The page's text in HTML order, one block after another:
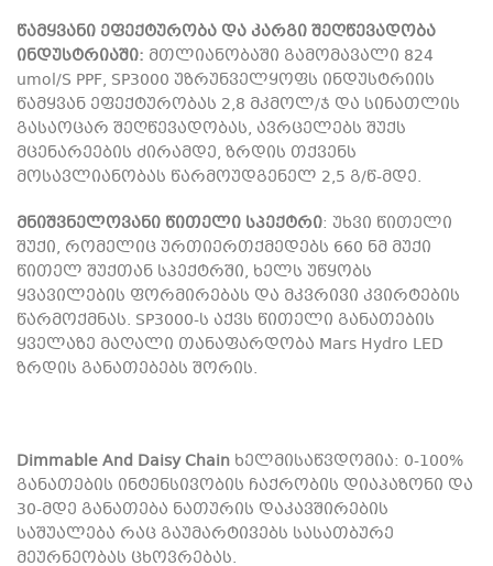
წამყვანი ეფექტურობა და კარგი შეღწევადობა
ინდუსტრიაში: მთლიანობაში გამომავალი 824
umol/S PPF, SP3000 უზრუნველყოფს ინდუსტრიის
წამყვან ეფექტურობას 2,8 მკმოლ/ჯ და სინათლის
გასაოცარ შეღწევადობას, ავრცელებს შუქს
მცენარეების ძირამდე, ზრდის თქვენს
მოსავლიანობას წარმოუდგენელ 2,5 გ/წ-მდე.
მნიშვნელოვანი წითელი სპექტრი: უხვი წითელი
შუქი, რომელიც ურთიერთქმედებს 660 ნმ მუქი
წითელ შუქთან სპექტრში, ხელს უწყობს
ყვავილების ფორმირებას და მკვრივი კვირტების
წარმოქმნას. SP3000-ს აქვს წითელი განათების
ყველაზე მაღალი თანაფარდობა Mars Hydro LED
ზრდის განათებებს შორის.
Dimmable And Daisy Chain ხელმისაწვდომია: 0-100%
განათების ინტენსივობის ჩაქრობის დიაპაზონი და
30-მდე განათება ნათურის დაკავშირების
საშუალება რაც გაუმარტივებს სასათბურე
მეურნეობას ცხოვრებას.